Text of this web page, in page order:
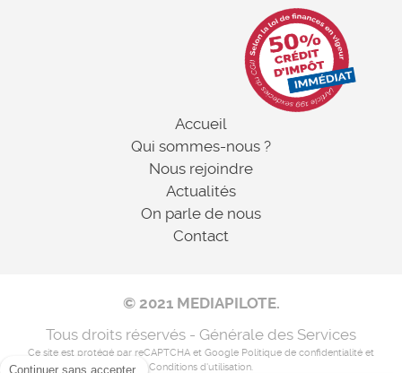
Accueil
Qui sommes-nous ?
Nous rejoindre
Actualités
On parle de nous
Contact
© 2021 MEDIAPILOTE.
Tous droits réservés - Générale des Services
Ce site est protégé par reCAPTCHA et Google Politique de confidentialité et
Conditions d'utilisation.
Continuer sans accepter